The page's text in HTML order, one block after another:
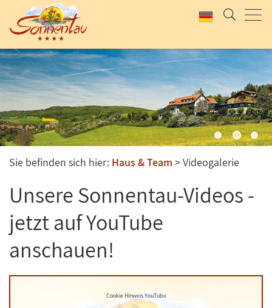
Sie befinden sich hier: Haus & Team Videogalerie
Unsere Sonnentau-Videos -
jetzt auf YouTube
anschauen!
Cookie Hinweis YouTube